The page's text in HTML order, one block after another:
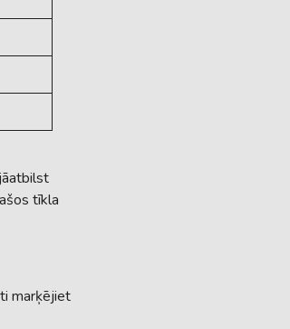
tīkla
marķējiet